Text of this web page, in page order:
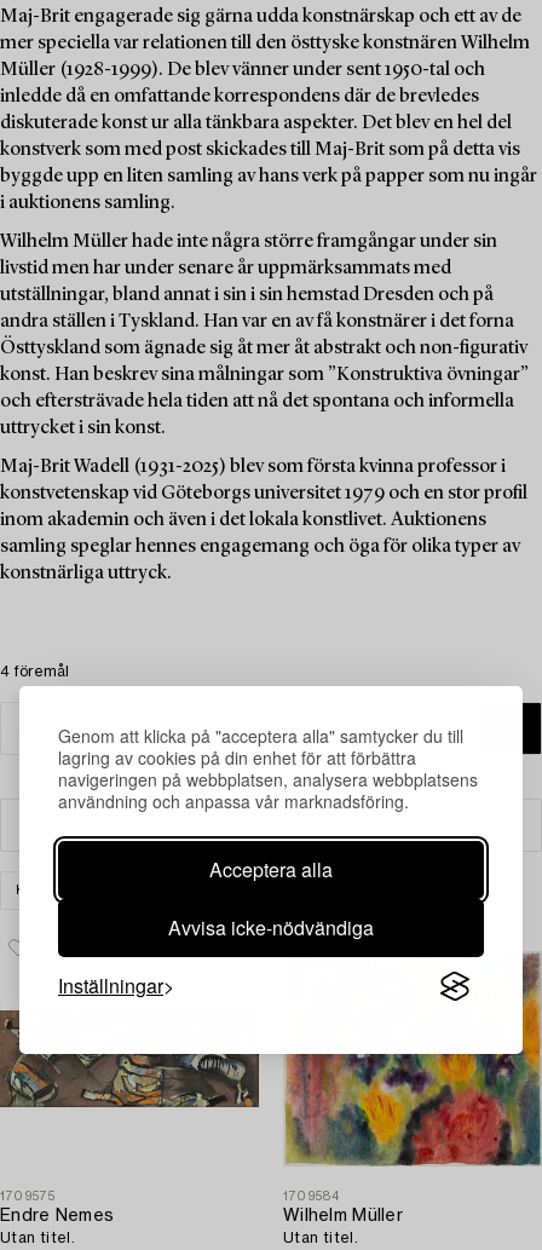
Genom att klicka på "acceptera alla" samtycker du till
lagring av cookies på din enhet för att förbättra
navigeringen på webbplatsen, analysera webbplatsens
användning och anpassa vår marknadsföring.
Acceptera alla
Avvisa icke-nödvändiga
Inställningar
Maj-Brit engagerade sig gärna udda konstnärskap och ett av de
mer speciella var relationen till den östtyske konstnären Wilhelm
Müller (1928-1999). De blev vänner under sent 1950-tal och
inledde då en omfattande korrespondens där de brevledes
diskuterade konst ur alla tänkbara aspekter. Det blev en hel del
konstverk som med post skickades till Maj-Brit som på detta vis
byggde upp en liten samling av hans verk på papper som nu ingår
i auktionens samling.
Wilhelm Müller hade inte några större framgångar under sin
livstid men har under senare år uppmärksammats med
utställningar, bland annat i sin i sin hemstad Dresden och på
andra ställen i Tyskland. Han var en av få konstnärer i det forna
Östtyskland som ägnade sig åt mer åt abstrakt och non-figurativ
konst. Han beskrev sina målningar som ”Konstruktiva övningar”
och eftersträvade hela tiden att nå det spontana och informella
uttrycket i sin konst.
Maj-Brit Wadell (1931-2025) blev som första kvinna professor i
konstvetenskap vid Göteborgs universitet 1979 och en stor profil
inom akademin och även i det lokala konstlivet. Auktionens
samling speglar hennes engagemang och öga för olika typer av
konstnärliga uttryck.
4 föremål
KONST
1709575
Endre Nemes
Utan titel.
1709584
Wilhelm Müller
Utan titel.